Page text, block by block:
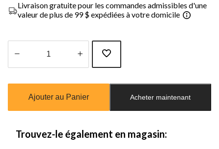
Livraison gratuite pour les commandes admissibles d'une
valeur de plus de 99 $ expédiées à votre domicile
mise
à
Ajouter au Panier Acheter maintenant
Trouvez-le également en magasin: